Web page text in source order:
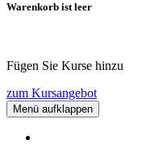
Warenkorb ist leer
Fügen Sie Kurse hinzu
zum Kursangebot
Menü aufklappen